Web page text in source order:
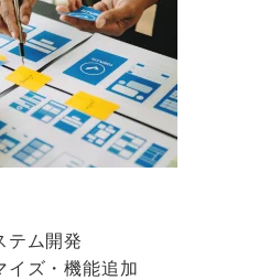
テム開発
イズ・機能追加